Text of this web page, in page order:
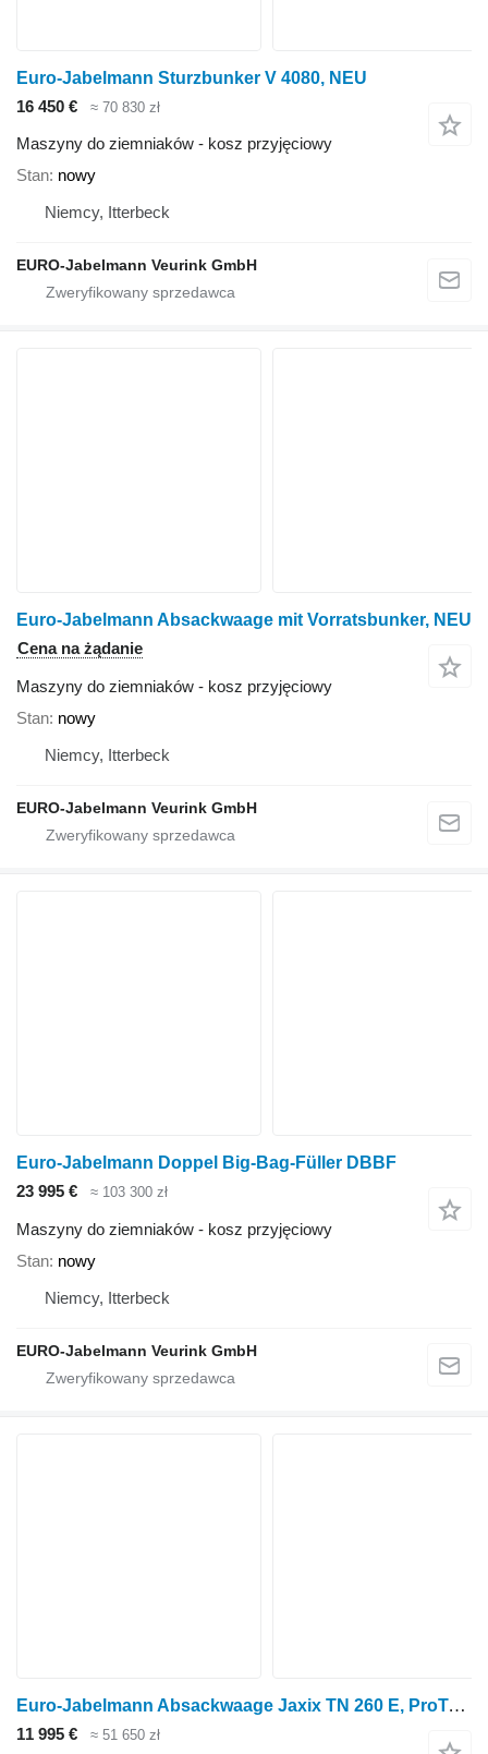
Euro-Jabelmann Sturzbunker V 4080, NEU
16 450 €
≈ 70 830 zł
Maszyny do ziemniaków - kosz przyjęciowy
Stan nowy
Niemcy, Itterbeck
EURO-Jabelmann Veurink GmbH
Euro-Jabelmann Absackwaage mit Vorratsbunker, NEU
Cena na żądanie
Maszyny do ziemniaków - kosz przyjęciowy
Stan nowy
Niemcy, Itterbeck
EURO-Jabelmann Veurink GmbH
Euro-Jabelmann Doppel Big-Bag-Füller DBBF
23 995 €
≈ 103 300 zł
Maszyny do ziemniaków - kosz przyjęciowy
Stan nowy
Niemcy, Itterbeck
EURO-Jabelmann Veurink GmbH
Euro-Jabelmann Absackwaage Jaxix TN 260 E, ProTouch, Lagerte
11 995 € ≈ 51 650 zł